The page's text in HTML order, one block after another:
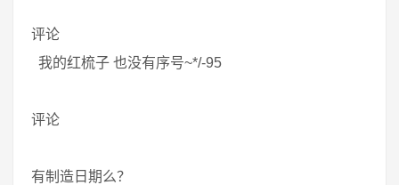
评论
我的红梳子 也没有序号~*/-95
评论
有制造日期么？